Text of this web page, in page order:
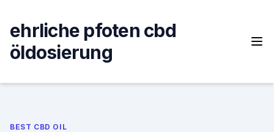
content
ehrliche pfoten cbd
öldosierung
BEST CBD OIL